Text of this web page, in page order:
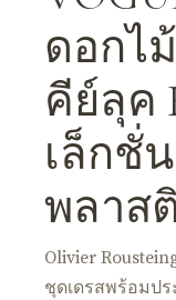
ดอกไ
คีย์ลุค
เล็กชั่
พลาส
Olivier
ชุดเดรสพร้อมป